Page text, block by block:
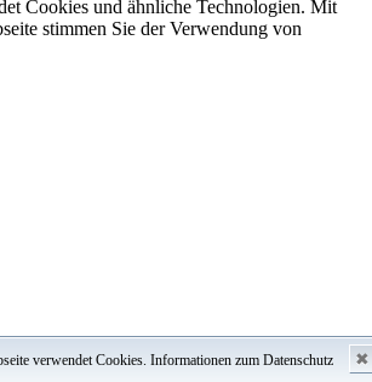
Cookies und ähnliche Technologien. Mit
stimmen Sie der Verwendung von
verwendet Cookies. Informationen zum Datenschutz ✖